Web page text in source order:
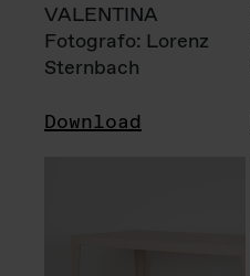
VALENTINA
Fotografo: Lorenz
Sternbach
Download